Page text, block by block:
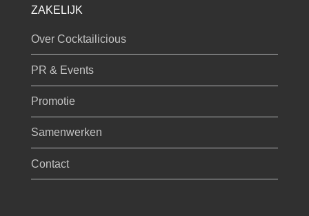
ZAKELIJK
Over Cocktailicious
PR & Events
Promotie
Samenwerken
Contact